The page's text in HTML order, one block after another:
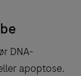
DNA-
apoptose.